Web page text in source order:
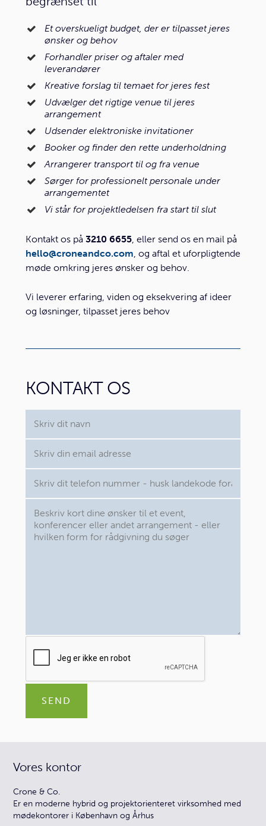
Et overskueligt budget, der er tilpasset jeres
ønsker og behov
Forhandler priser og aftaler med
leverandører
Kreative forslag til temaet for jeres fest
Udvælger det rigtige venue til jeres
arrangement
Udsender elektroniske invitationer
Booker og finder den rette underholdning
Arrangerer transport til og fra venue
Sørger for professionelt personale under
arrangementet
Vi står for projektledelsen fra start til slut
Kontakt os på 3210 6655, eller send os en mail på
hello@croneandco.com, og aftal et uforpligtende
møde omkring jeres ønsker og behov.
Vi leverer erfaring, viden og eksekvering af ideer
og løsninger, tilpasset jeres behov
KONTAKT OS
SEND
Vores kontor
Crone & Co.
Er en moderne hybrid og projektorienteret virksomhed med
mødekontorer i København og Århus